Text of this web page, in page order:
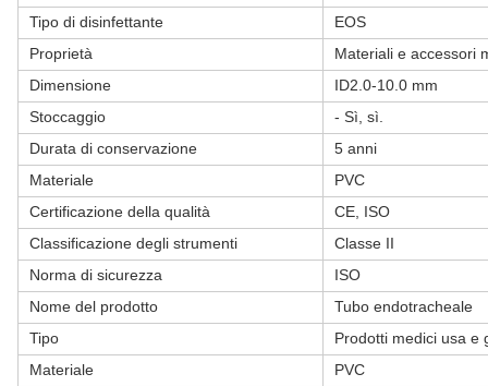
Tipo di disinfettante
EOS
Proprietà
Materiali e accessori
Dimensione
ID2.0-10.0 mm
Stoccaggio
- Sì, sì.
Durata di conservazione
5 anni
Materiale
PVC
Certificazione della qualità
CE, ISO
Classificazione degli strumenti
Classe II
Norma di sicurezza
ISO
Nome del prodotto
Tubo endotracheale
Tipo
Prodotti medici usa e
Materiale
PVC